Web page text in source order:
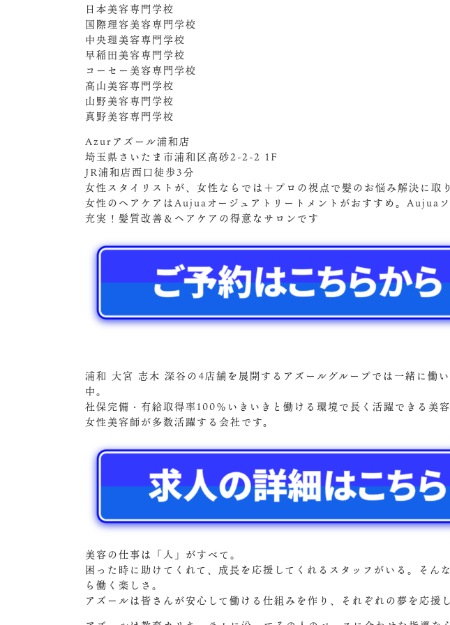
日本美容専門学校
国際理容美容専門学校
中央理美容専門学校
早稲田美容専門学校
コーセー美容専門学校
高山美容専門学校
山野美容専門学校
真野美容専門学校
Azurアズール浦和店
埼玉県さいたま市浦和区高砂2-2-2 1F
JR浦和店西口徒歩3分
女性スタイリストが、女性ならでは＋プロの視点で髪のお悩み解決に取
女性のヘアケアはAujuaオージュアトリートメントがおすすめ。Aujua
充実！髪質改善＆ヘアケアの得意なサロンです
浦和 大宮 志木 深谷の4店舗を展開するアズールグループでは一緒に働
中。
社保完備・有給取得率100％いきいきと働ける環境で長く活躍できる美
女性美容師が多数活躍する会社です。
美容の仕事は「人」がすべて。
困った時に助けてくれて、成長を応援してくれるスタッフがいる。そん
ら働く楽しさ。
アズールは皆さんが安心して働ける仕組みを作り、それぞれの夢を応援し